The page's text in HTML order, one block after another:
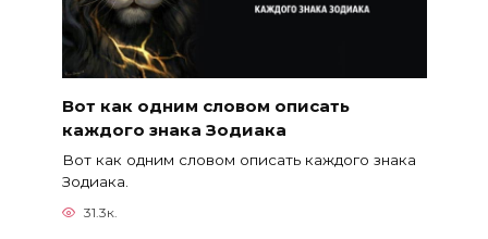
Вот как одним словом описать
каждого знака Зодиака
Вот как одним словом описать каждого знака
Зодиака.
31.3к.